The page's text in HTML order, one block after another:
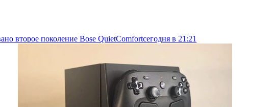
второе поколение Bose QuietComfortсегодня в 21:21